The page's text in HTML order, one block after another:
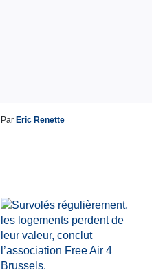
Par Eric Renette